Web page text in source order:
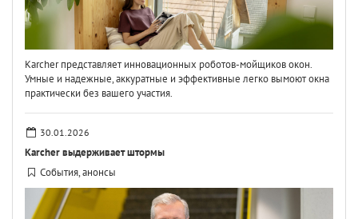
Karcher представляет инновационных роботов-мойщиков окон.
Умные и надежные, аккуратные и эффективные легко вымоют окна
практически без вашего участия.
30.01.2026
Karcher выдерживает штормы
События, анонсы